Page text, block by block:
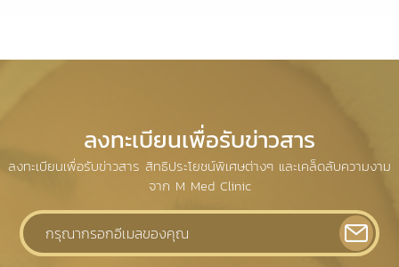
ลงทะเบียนเพื่อรับข่าวสาร
ลงทะเบียนเพื่อรับข่าวสาร สิทธิประโยชน์พิเศษต่างๆ และเคล็ดลับความงาม
จาก M Med Clinic